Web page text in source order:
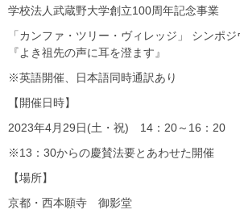
学校法人武蔵野大学創立100周年記念事業
「カンファ・ツリー・ヴィレッジ」 シンポ
『よき祖先の声に耳を澄ます』
※英語開催、日本語同時通訳あり
【開催日時】
2023年4月29日(土・祝) 14：20～16：20
※13：30からの慶賛法要とあわせた開催
【場所】
京都・西本願寺 御影堂